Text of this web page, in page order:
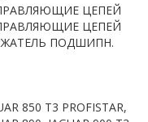
ЦЕПЕЙ
ЦЕПЕЙ
ПОДШИПН.
850 T3 PROFISTAR,